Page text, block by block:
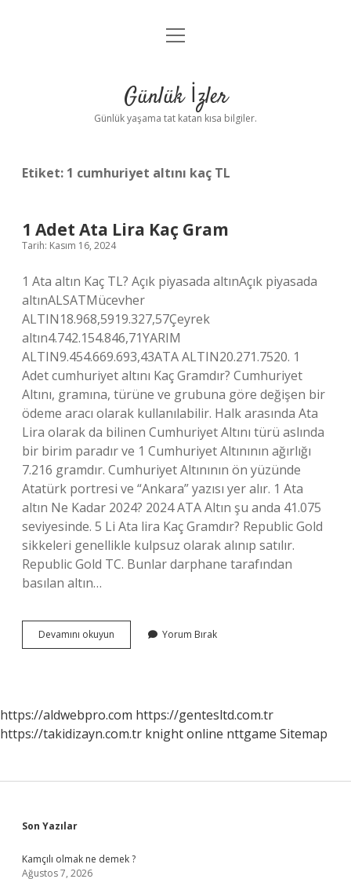
Anasayfa
Yasal Uyarı
menüyü
Günlük İzler
Günlük yaşama tat katan kısa bilgiler.
Etiket: 1 cumhuriyet altını kaç TL
1 Adet Ata Lira Kaç Gram
Tarih: Kasım 16, 2024
1 Ata altın Kaç TL? Açık piyasada altınAçık piyasada
altınALSATMücevher
ALTIN18.968,5919.327,57Çeyrek
altın4.742.154.846,71YARIM
ALTIN9.454.669.693,43ATA ALTIN20.271.7520. 1
Adet cumhuriyet altını Kaç Gramdır? Cumhuriyet
Altını, gramına, türüne ve grubuna göre değişen bir
ödeme aracı olarak kullanılabilir. Halk arasında Ata
Lira olarak da bilinen Cumhuriyet Altını türü aslında
bir birim paradır ve 1 Cumhuriyet Altınının ağırlığı
7.216 gramdır. Cumhuriyet Altınının ön yüzünde
Atatürk portresi ve “Ankara” yazısı yer alır. 1 Ata
altın Ne Kadar 2024? 2024 ATA Altın şu anda 41.075
seviyesinde. 5 Li Ata lira Kaç Gramdır? Republic Gold
sikkeleri genellikle kulpsuz olarak alınıp satılır.
Republic Gold TC. Bunlar darphane tarafından
basılan altın…
Devamını okuyun
Adet
Yorum Bırak
https://aldwebpro.com https://gentesltd.com.tr
https://takidizayn.com.tr knight online nttgame Sitemap
Sidebar
Son Yazılar
Kamçılı olmak ne demek ?
Ağustos 7, 2026